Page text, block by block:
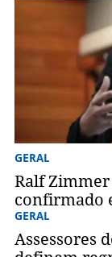
GERAL
Ralf
confirmado
GERAL
Assessores